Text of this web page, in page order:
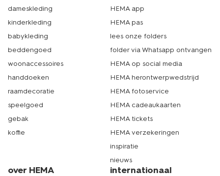
dameskleding
kinderkleding
babykleding
beddengoed
woonaccessoires
handdoeken
raamdecoratie
speelgoed
gebak
koffie
HEMA app
HEMA pas
lees onze folders
folder via Whatsapp ontvangen
HEMA op social media
HEMA herontwerpwedstrijd
HEMA fotoservice
HEMA cadeaukaarten
HEMA tickets
HEMA verzekeringen
inspiratie
nieuws
over HEMA internationaal